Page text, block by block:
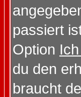
passiert
Option
du den
braucht